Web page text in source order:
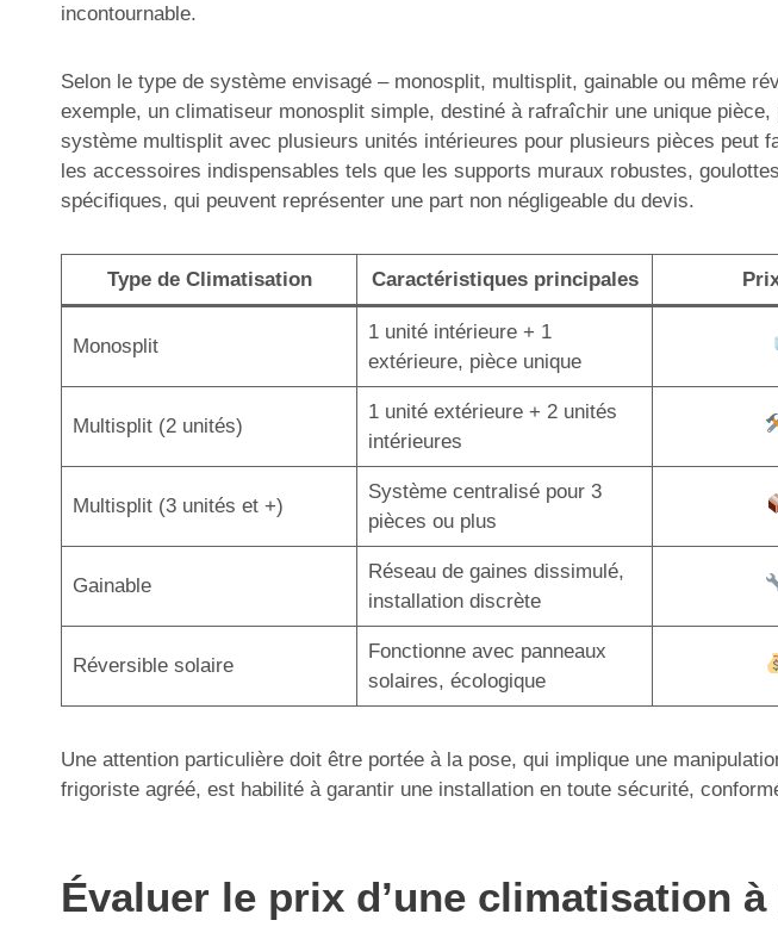
incontournable.
Selon le type de système envisagé – monosplit, multisplit, gainable ou même
exemple, un climatiseur monosplit simple, destiné à rafraîchir une unique
système multisplit avec plusieurs unités intérieures pour plusieurs pièces peut
les accessoires indispensables tels que les supports muraux robustes,
spécifiques, qui peuvent représenter une part non négligeable du devis.
Type de Climatisation Caractéristiques principales
Monosplit
1 unité intérieure + 1
extérieure, pièce unique
Multisplit (2 unités)
1 unité extérieure + 2 unités
intérieures
Multisplit (3 unités et +)
Système centralisé pour 3
pièces ou plus
Gainable
Réseau de gaines dissimulé,
installation discrète
Réversible solaire
Fonctionne avec panneaux
solaires, écologique
Une attention particulière doit être portée à la pose, qui implique une
frigoriste agréé, est habilité à garantir une installation en toute sécurité,
Évaluer le prix d’une climatisation à